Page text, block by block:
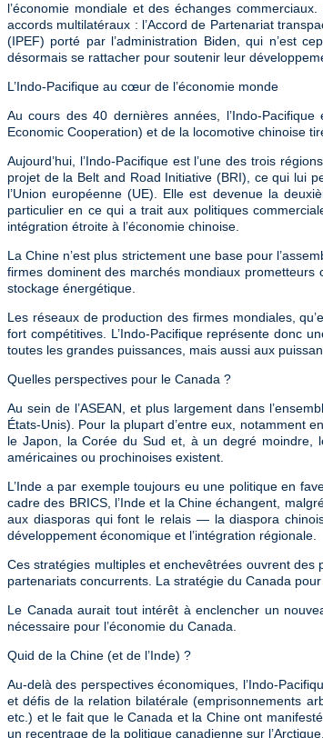
l’économie mondiale et des échanges
accords multilatéraux : l’Accord de Partenariat
(IPEF) porté par l’administration Biden, qui n’est
désormais se rattacher pour soutenir leur
L’Indo-Pacifique au cœur de l’économie monde
Au cours des 40 dernières années, l’Indo-
Economic Cooperation) et de la locomotive chinoise
Aujourd’hui, l’Indo-Pacifique est l’une des trois
projet de la Belt and Road Initiative (BRI), ce qui lui
l’Union européenne (UE). Elle est devenue la
particulier en ce qui a trait aux politiques
intégration étroite à l’économie chinoise.
La Chine n’est plus strictement une base pour
firmes dominent des marchés mondiaux
stockage énergétique.
Les réseaux de production des firmes mondiales,
fort compétitives. L’Indo-Pacifique représente donc
toutes les grandes puissances, mais aussi aux
Quelles perspectives pour le Canada ?
Au sein de l’ASEAN, et plus largement dans
États-Unis). Pour la plupart d’entre eux, notamment
le Japon, la Corée du Sud et, à un degré moindre,
américaines ou prochinoises existent.
L’Inde a par exemple toujours eu une politique en
cadre des BRICS, l’Inde et la Chine échangent,
aux diasporas qui font le relais — la diaspora
développement économique et l’intégration régionale.
Ces stratégies multiples et enchevêtrées ouvrent
partenariats concurrents. La stratégie du Canada
Le Canada aurait tout intérêt à enclencher un
nécessaire pour l’économie du Canada.
Quid de la Chine (et de l’Inde) ?
Au-delà des perspectives économiques, l’Indo-
et défis de la relation bilatérale (emprisonnements
etc.) et le fait que le Canada et la Chine ont
un recentrage de la politique canadienne sur